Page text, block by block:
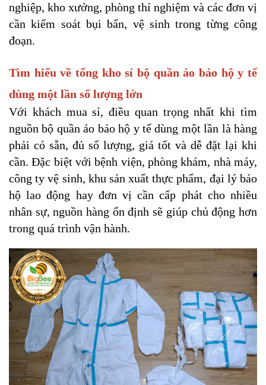
nghiệp, kho xưởng, phòng thí nghiệm và các đơn vị
cần kiểm soát bụi bẩn, vệ sinh trong từng công
đoạn.
Tìm hiểu về tổng kho sỉ bộ quần áo bảo hộ y tế
dùng một lần số lượng lớn
Với khách mua sỉ, điều quan trọng nhất khi tìm
nguồn bộ quần áo bảo hộ y tế dùng một lần là hàng
phải có sẵn, đủ số lượng, giá tốt và dễ đặt lại khi
cần. Đặc biệt với bệnh viện, phòng khám, nhà máy,
công ty vệ sinh, khu sản xuất thực phẩm, đại lý bảo
hộ lao động hay đơn vị cần cấp phát cho nhiều
nhân sự, nguồn hàng ổn định sẽ giúp chủ động hơn
trong quá trình vận hành.